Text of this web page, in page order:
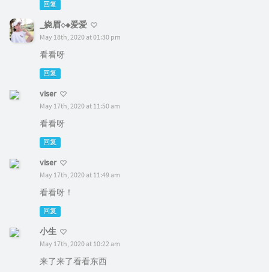
回复
_娆眉◇◆爱爱
May 18th, 2020 at 01:30 pm
看看呀
回复
viser
May 17th, 2020 at 11:50 am
看看呀
回复
viser
May 17th, 2020 at 11:49 am
看看呀！
回复
小生
May 17th, 2020 at 10:22 am
来了来了看看东西